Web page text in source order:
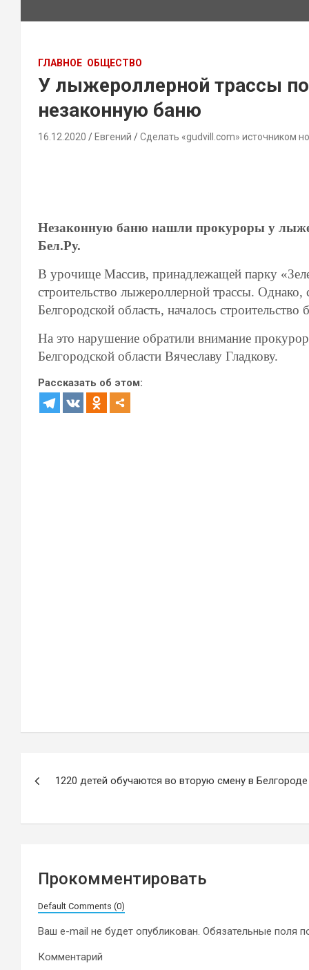
ГЛАВНОЕ ОБЩЕСТВО
У лыжероллерной трассы
незаконную баню
16.12.2020 Евгений Сделать «gudvill.com» источником
Незаконную баню нашли прокуроры у
Бел.Ру.
В урочище Массив, принадлежащей парку
строительство лыжероллерной трассы. Однако,
Белгородской область, началось
На это нарушение обратили внимание
Белгородской области Вячеславу Гладкову.
Рассказать об этом:
записям
1220 детей обучаются во вторую смену в Белгороде
Прокомментировать
Default Comments (0)
Ваш e-mail не будет опубликован. Обязательные поля
Комментарий